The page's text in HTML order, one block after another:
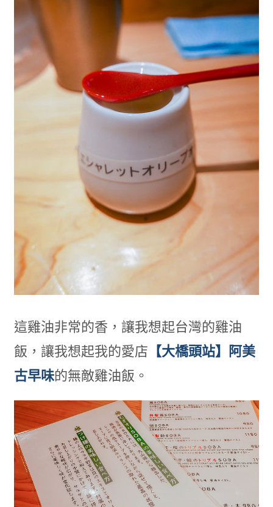
這雞油非常的香，讓我想起台灣的雞油
飯，讓我想起我的愛店 【大橋頭站】阿美
古早味的無敵雞油飯。